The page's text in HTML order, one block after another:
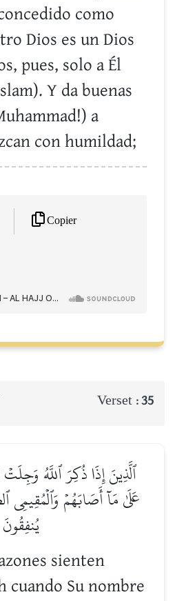
como
Dios es un Dios
pues, solo a Él
Y da buenas
a
con humildad;
Copier
Verset :35
ٱلَّذِينَ إِذَا ذُكِرَ ٱللَّهُ
عَلَىٰ مَآ أَصَابَهُمۡ وَٱلۡمُقِيمِي
يُنفِقُونَ
sienten
cuando Su nombre